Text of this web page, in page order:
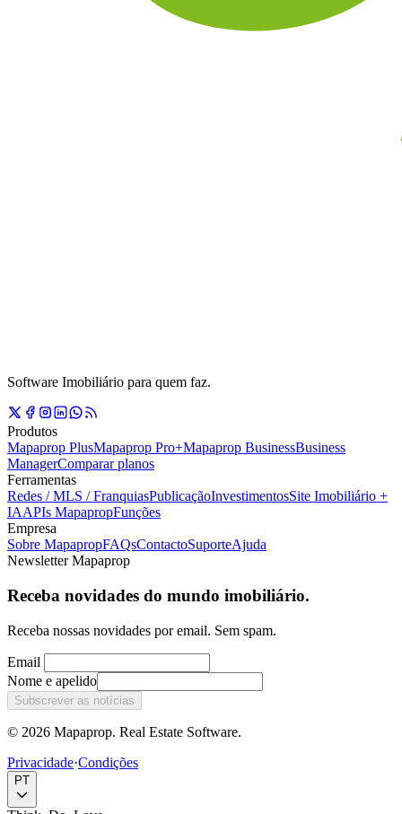
Software Imobiliário para quem faz.
Produtos
Mapaprop PlusMapaprop Pro+Mapaprop BusinessBusiness
ManagerComparar planos
Ferramentas
Redes / MLS / FranquiasPublicaçãoInvestimentosSite Imobiliário +
IAAPIs MapapropFunções
Empresa
Sobre MapapropFAQsContactoSuporteAjuda
Newsletter Mapaprop
Receba novidades do mundo imobiliário.
Receba nossas novidades por email. Sem spam.
Email
Nome e apelido
Subscrever as notícias
© 2026 Mapaprop. Real Estate Software.
Privacidade·Condições
PT